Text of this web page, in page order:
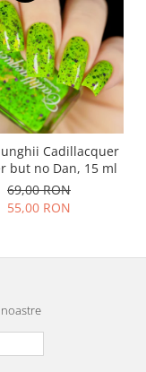
unghii Cadillacquer
but no Dan, 15 ml
69,00 RON
55,00 RON